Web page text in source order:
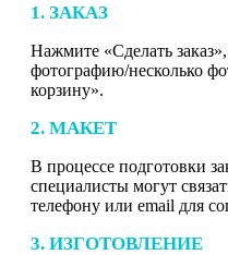
1. ЗАКАЗ
Нажмите «Сделать
фотографию/несколько
корзину».
2. МАКЕТ
В процессе подготовки
специалисты могут
телефону или email для
3. ИЗГОТОВЛЕНИЕ